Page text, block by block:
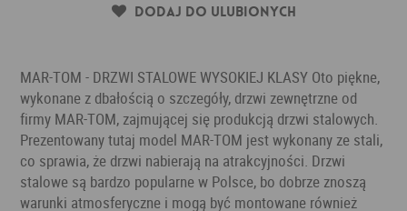
Dodaj do ulubionych
MAR-TOM - DRZWI STALOWE WYSOKIEJ KLASY Oto piękne,
wykonane z dbałością o szczegóły, drzwi zewnętrzne od
firmy MAR-TOM, zajmującej się produkcją drzwi stalowych.
Prezentowany tutaj model MAR-TOM jest wykonany ze stali,
co sprawia, że drzwi nabierają na atrakcyjności. Drzwi
stalowe są bardzo popularne w Polsce, bo dobrze znoszą
warunki atmosferyczne i mogą być montowane również